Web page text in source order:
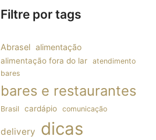
Filtre por tags
Abrasel alimentação
alimentação fora do lar
atendimento
bares
bares e restaurantes
Brasil cardápio comunicação
delivery dicas